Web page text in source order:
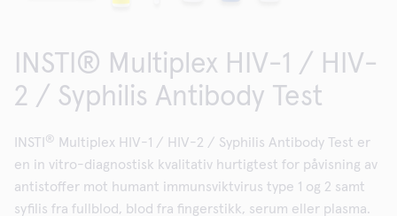
INSTI® Multiplex HIV-1 / HIV-
2 / Syphilis Antibody Test
INSTI ®
Multiplex HIV-1 / HIV-2 / Syphilis Antibody Test er
en in vitro-diagnostisk kvalitativ hurtigtest for påvisning av
antistoffer mot humant immunsviktvirus type 1 og 2 samt
syfilis fra fullblod, blod fra fingerstikk, serum eller plasma.